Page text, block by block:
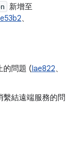
新增至
、
的問題 (Iae822、
結遠端服務的問